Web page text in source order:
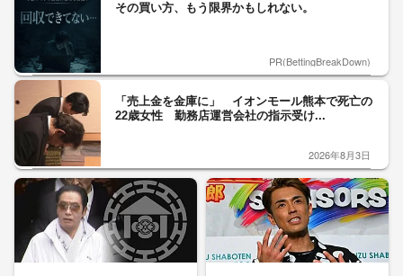
その買い方、もう限界かもしれない。
PR(BettingBreakDown)
「売上金を金庫に」 イオンモール熊本で死亡の
22歳女性 勤務店運営会社の指示受け...
2026年8月3日